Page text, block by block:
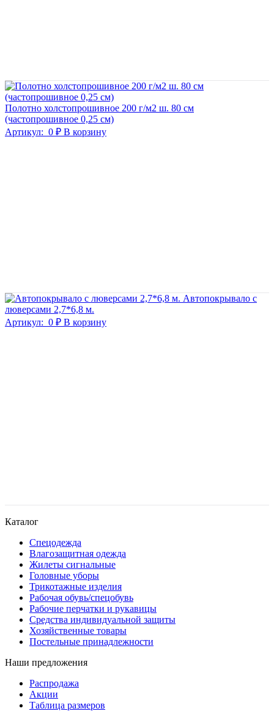
Полотно холстопрошивное 200 г/м2 ш. 80 см
(частопрошивное 0,25 см)
Артикул: 0 ₽ В корзину
Автопокрывало с
люверсами 2,7*6,8 м.
Артикул: 0 ₽ В корзину
Каталог
Спецодежда
Влагозащитная одежда
Жилеты сигнальные
Головные уборы
Трикотажные изделия
Рабочая обувь/спецобувь
Рабочие перчатки и рукавицы
Средства индивидуальной защиты
Хозяйственные товары
Постельные принадлежности
Наши предложения
Распродажа
Акции
Таблица размеров